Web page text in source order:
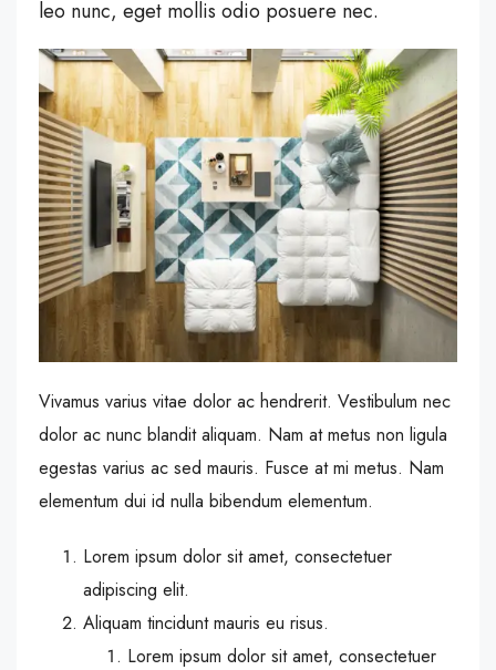
leo nunc, eget mollis odio posuere nec.
Vivamus varius vitae dolor ac hendrerit. Vestibulum nec
dolor ac nunc blandit aliquam. Nam at metus non ligula
egestas varius ac sed mauris. Fusce at mi metus. Nam
elementum dui id nulla bibendum elementum.
Lorem ipsum dolor sit amet, consectetuer
adipiscing elit.
Aliquam tincidunt mauris eu risus.
Lorem ipsum dolor sit amet, consectetuer